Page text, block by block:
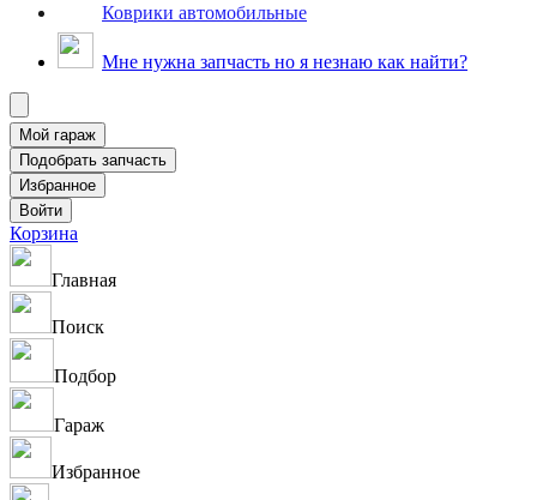
Коврики автомобильные
Мне нужна запчасть но я незнаю как найти?
Корзина
Главная
Поиск
Подбор
Гараж
Избранное